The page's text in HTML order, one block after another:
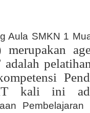
Aula SMKN 1
kali ini